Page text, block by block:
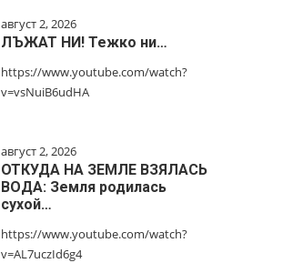
август 2, 2026
ЛЪЖАТ НИ! Тежко ни…
https://www.youtube.com/watch?
v=vsNuiB6udHA
август 2, 2026
ОТКУДА НА ЗЕМЛЕ ВЗЯЛАСЬ
ВОДА: Земля родилась
сухой…
https://www.youtube.com/watch?
v=AL7uczId6g4